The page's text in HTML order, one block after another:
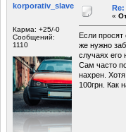
korporativ_slave
Карма: +25/-0
Сообщений:
1110
«
Если просят
же нужно
случаях его
Сам часто
нахрен.
100грн. Как